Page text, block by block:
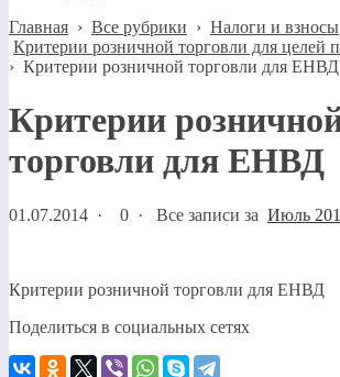
Главная › Все рубрики › Налоги и взносы
Критерии розничной торговли для
› Критерии розничной торговли для ЕНВД
Критерии
торговли для ЕНВД
01.07.2014 · 0 · Все записи за Июль
Критерии розничной торговли для ЕНВД
Поделиться в социальных сетях